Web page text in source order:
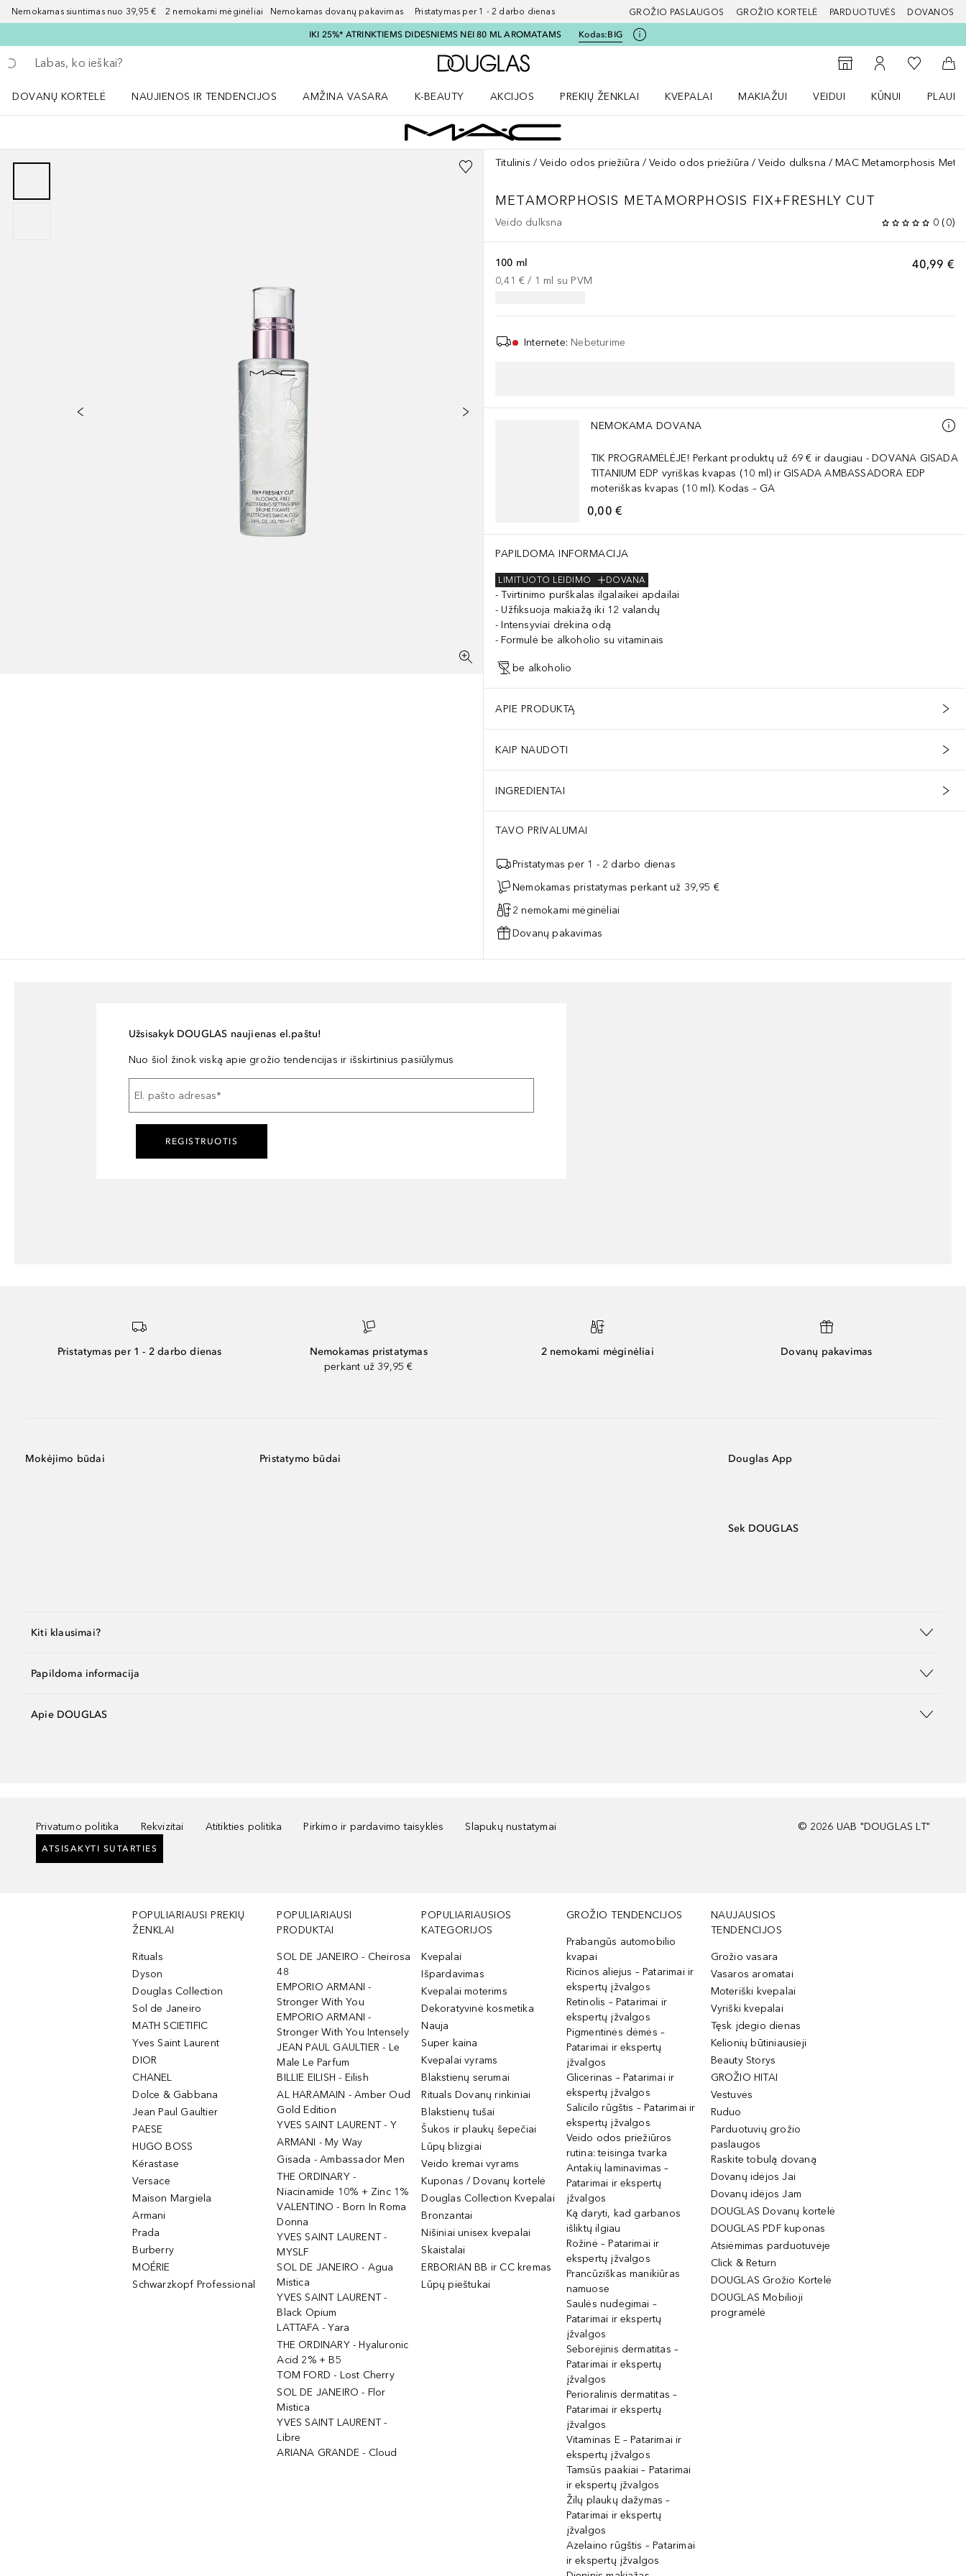
Nemokamas siuntimas nuo 39,95 € 2 nemokami mėginėliai Nemokamas dovanų pakavimas Pristatymas per 1 - 2 darbo dienas GROŽIO PASLAUGOS GROŽIO KORTELĖ PARDUOTUVĖS DOVANOS
IKI 25%* ATRINKTIEMS DIDESNIEMS NEI 80 ML AROMATAMS Kodas:BIG
Grįžk atgal
Vykdykite paiešką
Į Douglas pagrindinį puslapį
Į parduotuvių paiešką
Į mano paskyrą
Į mano
Į
DOVANŲ KORTELĖ
NAUJIENOS IR TENDENCIJOS
AMŽINA VASARA
K-BEAUTY
AKCIJOS
PREKIŲ ŽENKLAI
KVEPALAI
MAKIAŽUI
VEIDUI
KŪNUI
Titulinis Veido odos priežiūra Veido odos priežiūra Veido dulksna MAC Metamorphosis
METAMORPHOSIS METAMORPHOSIS FIX+FRESHLY CUT
Veido dulksna 0 (0)
40,99 €
100 ml
0,41 € / 1 ml su PVM
Internete: Nebeturime
Praleisti slankiklį
NEMOKAMA DOVANA
TIK PROGRAMĖLĖJE! Perkant produktų už 69 € ir daugiau - DOVANA GISADA
TITANIUM EDP vyriškas kvapas (10 ml) ir GISADA AMBASSADORA EDP
moteriškas kvapas (10 ml). Kodas – GA
0,00 €
PAPILDOMA INFORMACIJA
DOVANA
LIMITUOTO LEIDIMO
Tvirtinimo purškalas ilgalaikei apdailai
Užfiksuoja makiažą iki 12 valandų
Intensyviai drėkina odą
Formulė be alkoholio su vitaminais
be alkoholio
APIE PRODUKTĄ
KAIP NAUDOTI
INGREDIENTAI
TAVO PRIVALUMAI
Pristatymas per 1 - 2 darbo dienas
Nemokamas pristatymas perkant už 39,95 €
2 nemokami mėginėliai
Dovanų pakavimas
Užsisakyk DOUGLAS naujienas el.paštu!
Nuo šiol žinok viską apie grožio tendencijas ir išskirtinius pasiūlymus
El. pašto adresas*
REGISTRUOTIS
Pristatymas per 1 - 2 darbo dienas
Nemokamas pristatymas
perkant už 39,95 €
2 nemokami mėginėliai Dovanų pakavimas
Mokėjimo būdai Pristatymo būdai Douglas App
Sek DOUGLAS
Kiti klausimai?
Papildoma informacija
Apie DOUGLAS
Privatumo politika Rekvizitai Atitikties politika Pirkimo ir pardavimo taisyklės Slapukų nustatymai
ATSISAKYTI SUTARTIES
© 2026 UAB "DOUGLAS LT"
POPULIARIAUSI PREKIŲ
ŽENKLAI
Rituals
Dyson
Douglas Collection
Sol de Janeiro
MATH SCIETIFIC
Yves Saint Laurent
DIOR
CHANEL
Dolce & Gabbana
Jean Paul Gaultier
PAESE
HUGO BOSS
Kérastase
Versace
Maison Margiela
Armani
Prada
Burberry
MOÉRIE
Schwarzkopf Professional
POPULIARIAUSI
PRODUKTAI
SOL DE JANEIRO - Cheirosa
48
EMPORIO ARMANI -
Stronger With You
EMPORIO ARMANI -
Stronger With You Intensely
JEAN PAUL GAULTIER - Le
Male Le Parfum
BILLIE EILISH - Eilish
AL HARAMAIN - Amber Oud
Gold Edition
YVES SAINT LAURENT - Y
ARMANI - My Way
Gisada - Ambassador Men
THE ORDINARY -
Niacinamide 10% + Zinc 1%
VALENTINO - Born In Roma
Donna
YVES SAINT LAURENT -
MYSLF
SOL DE JANEIRO - Agua
Mistica
YVES SAINT LAURENT -
Black Opium
LATTAFA - Yara
THE ORDINARY - Hyaluronic
Acid 2% + B5
TOM FORD - Lost Cherry
SOL DE JANEIRO - Flor
Mistica
YVES SAINT LAURENT -
Libre
ARIANA GRANDE - Cloud
POPULIARIAUSIOS
KATEGORIJOS
Kvepalai
Išpardavimas
Kvepalai moterims
Dekoratyvinė kosmetika
Nauja
Super kaina
Kvepalai vyrams
Blakstienų serumai
Rituals Dovanų rinkiniai
Blakstienų tušai
Šukos ir plaukų šepečiai
Lūpų blizgiai
Veido kremai vyrams
Kuponas / Dovanų kortelė
Douglas Collection Kvepalai
Bronzantai
Nišiniai unisex kvepalai
Skaistalai
ERBORIAN BB ir CC kremas
Lūpų pieštukai
GROŽIO TENDENCIJOS
Prabangūs automobilio
kvapai
Ricinos aliejus – Patarimai ir
ekspertų įžvalgos
Retinolis – Patarimai ir
ekspertų įžvalgos
Pigmentinės dėmės –
Patarimai ir ekspertų
įžvalgos
Glicerinas – Patarimai ir
ekspertų įžvalgos
Salicilo rūgštis – Patarimai ir
ekspertų įžvalgos
Veido odos priežiūros
rutina: teisinga tvarka
Antakių laminavimas –
Patarimai ir ekspertų
įžvalgos
Ką daryti, kad garbanos
išliktų ilgiau
Rožinė – Patarimai ir
ekspertų įžvalgos
Prancūziškas manikiūras
namuose
Saulės nudegimai –
Patarimai ir ekspertų
įžvalgos
Seborėjinis dermatitas –
Patarimai ir ekspertų
įžvalgos
Perioralinis dermatitas –
Patarimai ir ekspertų
įžvalgos
Vitaminas E – Patarimai ir
ekspertų įžvalgos
Tamsūs paakiai – Patarimai
ir ekspertų įžvalgos
Žilų plaukų dažymas –
Patarimai ir ekspertų
įžvalgos
Azelaino rūgštis – Patarimai
ir ekspertų įžvalgos
NAUJAUSIOS
TENDENCIJOS
Grožio vasara
Vasaros aromatai
Moteriški kvepalai
Vyriški kvepalai
Tęsk įdegio dienas
Kelionių būtiniausieji
Beauty Storys
GROŽIO HITAI
Vestuvės
Ruduo
Parduotuvių grožio
paslaugos
Raskite tobulą dovaną
Dovanų idėjos Jai
Dovanų idėjos Jam
DOUGLAS Dovanų kortelė
DOUGLAS PDF kuponas
Atsiėmimas parduotuvėje
Click & Return
DOUGLAS Grožio Kortelė
DOUGLAS Mobilioji
programėlė